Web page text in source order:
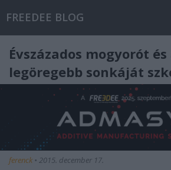
FREEDEE BLOG
Évszázados mogyorót
legöregebb sonkáját
ferenck • 2015. december 17.